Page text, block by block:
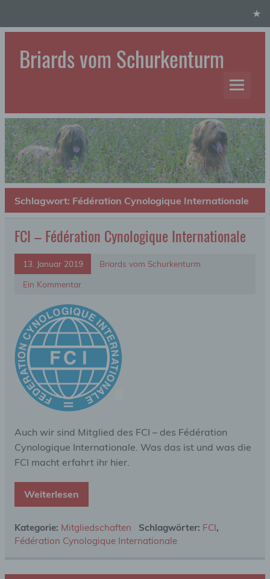
Briards vom Schurkenturm
Schlagwort: Fédération Cynologique Internationale
FCI – Fédération Cynologique Internationale
13. Januar 2019
Briards vom Schurkenturm
Ein Kommentar
Auch wir sind Mitglied des FCI – des Fédération
Cynologique Internationale. Was das ist und was die
FCI macht erfahrt ihr hier.
Weiterlesen
Kategorie: Mitgliedschaften Schlagwörter: FCI,
Fédération Cynologique Internationale